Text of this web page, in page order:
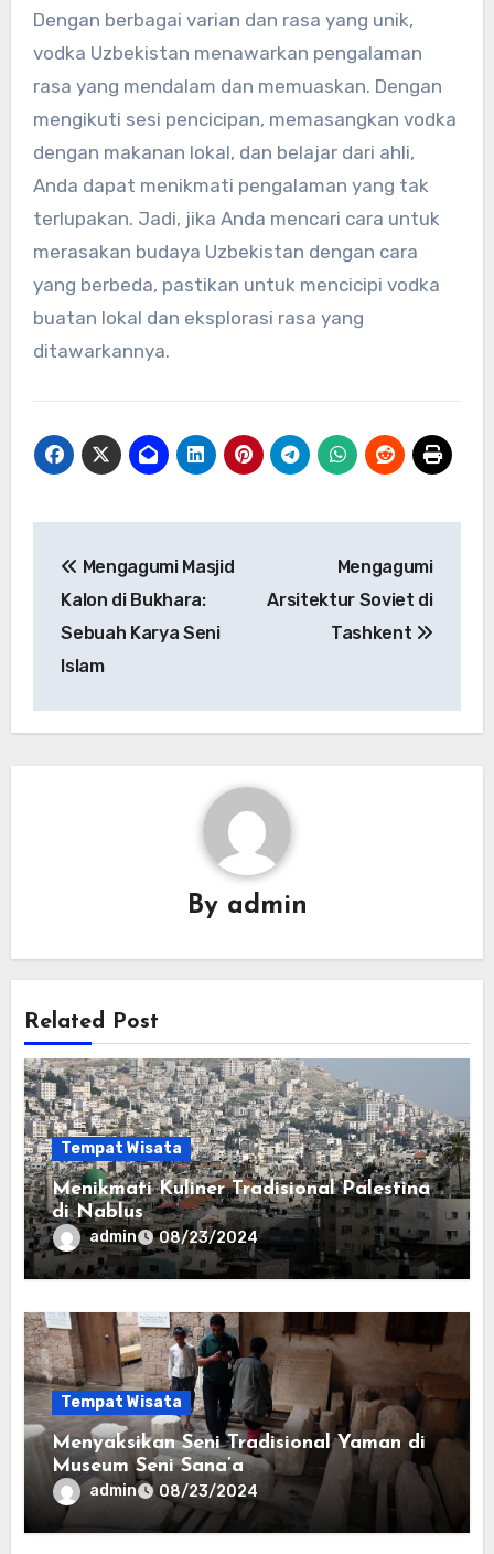
Dengan berbagai varian dan rasa yang unik,
vodka Uzbekistan menawarkan pengalaman
rasa yang mendalam dan memuaskan. Dengan
mengikuti sesi pencicipan, memasangkan vodka
dengan makanan lokal, dan belajar dari ahli,
Anda dapat menikmati pengalaman yang tak
terlupakan. Jadi, jika Anda mencari cara untuk
merasakan budaya Uzbekistan dengan cara
yang berbeda, pastikan untuk mencicipi vodka
buatan lokal dan eksplorasi rasa yang
ditawarkannya.
pos
Mengagumi Masjid
Kalon di Bukhara:
Sebuah Karya Seni
Islam
Mengagumi
Arsitektur Soviet di
Tashkent
By admin
Related Post
Tempat Wisata
Menikmati Kuliner Tradisional Palestina
di Nablus
admin 08/23/2024
Tempat Wisata
Menyaksikan Seni Tradisional Yaman di
Museum Seni Sana’a
admin 08/23/2024